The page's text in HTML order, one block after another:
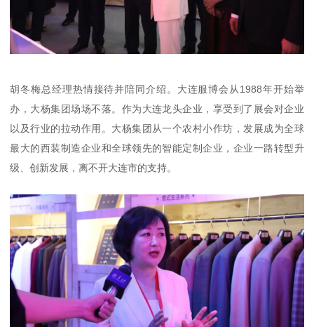
胡冬梅总经理热情接待并陪同介绍。大连服博会从1988年开始举
办，大杨集团场场不落。作为大连龙头企业，享受到了展会对企业
以及行业的拉动作用。大杨集团从一个农村小作坊，发展成为全球
最大的西装制造企业和全球领先的智能定制企业，企业一路转型升
级、创新发展，离不开大连市的支持。